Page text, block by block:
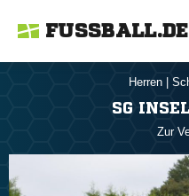
FUSSBALL.DE
Herren
SG
Zur